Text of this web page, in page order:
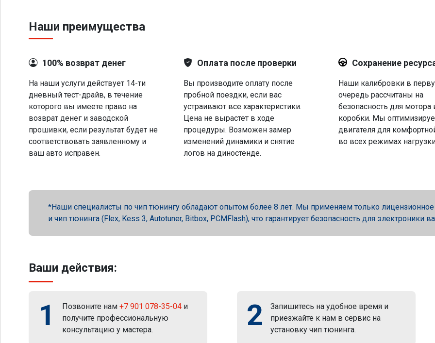
Наши преимущества
100% возврат денег
На наши услуги действует 14-ти
дневный тест-драйв, в течение
которого вы имеете право на
возврат денег и заводской
прошивки, если результат будет не
соответствовать заявленному и
ваш авто исправен.
Оплата после проверки
Вы производите оплату после
пробной поездки, если вас
устраивают все характеристики.
Цена не вырастет в ходе
процедуры. Возможен замер
изменений динамики и снятие
логов на диностенде.
Сохранение
Наши калибровки в
очередь рассчитаны на
безопасность для мотора
коробки. Мы
двигателя для
во всех режимах
Наши специалисты по чип тюнингу обладают опытом более 8 лет. Мы применяем только лицензионное
и чип тюнинга (Flex, Kess 3, Autotuner, Bitbox, PCMFlash), что гарантирует безопасность для электроники
Ваши действия:
1 Позвоните нам +7 901 078-35-04 и
получите профессиональную
консультацию у мастера.
2
Запишитесь на удобное время и
приезжайте к нам в сервис на
установку чип тюнинга.